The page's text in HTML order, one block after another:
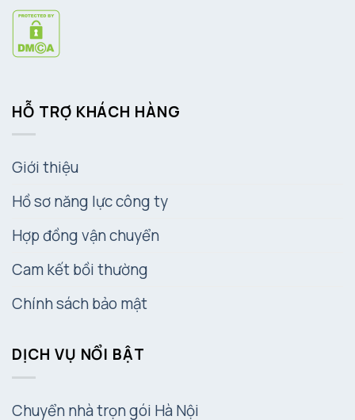
HỖ TRỢ KHÁCH HÀNG
Giới thiệu
Hồ sơ năng lực công ty
Hợp đồng vận chuyển
Cam kết bồi thường
Chính sách bảo mật
DỊCH VỤ NỔI BẬT
Chuyển nhà trọn gói Hà Nội